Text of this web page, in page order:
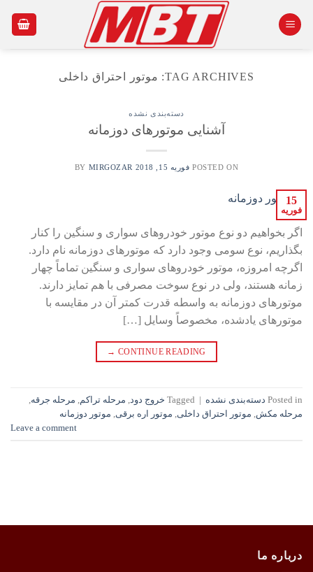
TAG ARCHIVES: موتور احتراق داخلی
دسته‌بندی نشده
آشنایی موتورهای دوزمانه
POSTED ON فوریه 15, 2018 MIRGOZAR
15
فوریه
اگر بخواهیم دو نوع موتور خودروهای سواری و سنگین را کنار
بگذاریم، نوع سومی وجود دارد که موتورهای دوزمانه نام دارد.
اگرچه امروزه، موتور خودروهای سواری و سنگین تماماً چهار
زمانه هستند، ولی در نوع سوخت مصرفی با هم تمایز دارند.
موتورهای دوزمانه به واسطه قدرت کمتر آن در مقایسه با
موتورهای یادشده، مخصوصاً وسایل […]
CONTINUE READING
→
Posted in دسته‌بندی نشده |
Tagged خروج دود, مرحله تراکم, مرحله جرقه,
مرحله مکش, موتور احتراق داخلی, موتور اره برقی, موتور دوزمانه
Leave a comment
درباره ما